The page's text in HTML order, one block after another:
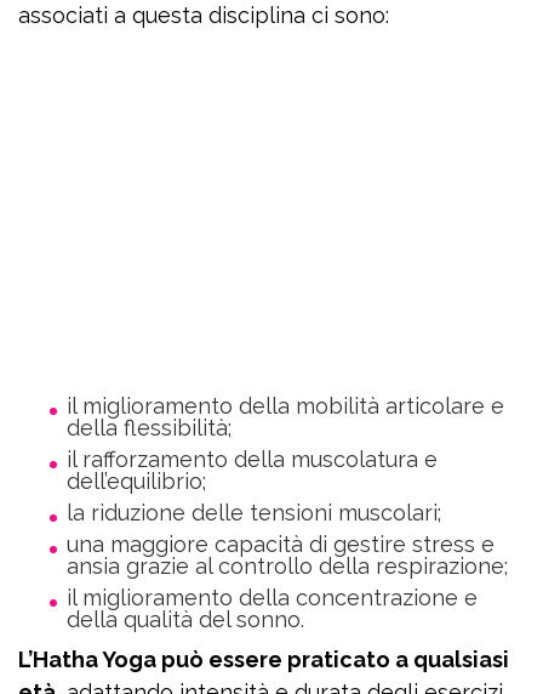
associati a questa disciplina ci sono:
il miglioramento della mobilità articolare e
della flessibilità;
il rafforzamento della muscolatura e
dell’equilibrio;
la riduzione delle tensioni muscolari;
una maggiore capacità di gestire stress e
ansia grazie al controllo della respirazione;
il miglioramento della concentrazione e
della qualità del sonno.
L’Hatha Yoga può essere praticato a qualsiasi